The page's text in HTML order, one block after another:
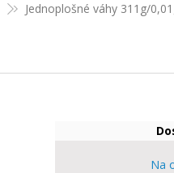
Jednoplošné váhy 311g/
Na